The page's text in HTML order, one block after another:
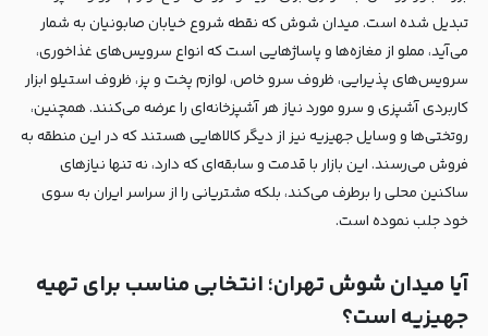
تبدیل شده است. میدان شوش که نقطه شروع خیابان صابونیان به شمار
می‌آید، مملو از مغازه‌ها و پاساژهایی است که انواع سرویس‌های غذاخوری،
سرویس‌های پذیرایی، ظروف سرو خاص، لوازم پخت و پز، ظروف استیلو ابزار
کاربردی آشپزی و سرو مورد نیاز هر آشپزخانه‌ای را عرضه می‌کنند. همچنین،
روتختی‌ها و وسایل جهیزیه نیز از دیگر کالاهایی هستند که در این منطقه به
فروش می‌رسند. این بازار با قدمت و سابقه‌ای که دارد، نه تنها نیازهای
ساکنین محلی را برطرف می‌کند، بلکه مشتریانی را از سراسر ایران به سوی
خود جلب نموده است.
آیا میدان شوش تهران؛ انتخابی مناسب برای تهیه
جهیزیه است؟